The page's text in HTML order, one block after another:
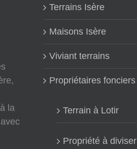
la
Terrains Isère
Maisons Isère
Viviant terrains
Propriétaires fonciers
Terrain à Lotir
Propriété à diviser